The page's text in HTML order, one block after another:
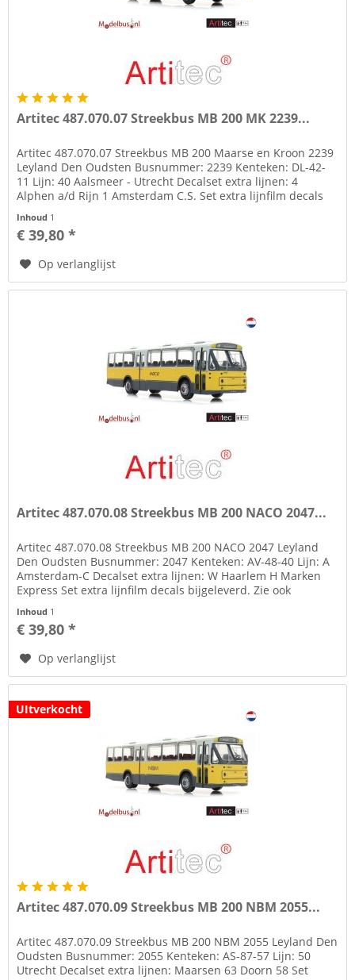
Artitec 487.070.07 Streekbus MB 200 MK 2239...
Artitec 487.070.07 Streekbus MB 200 Maarse en Kroon 2239
Leyland Den Oudsten Busnummer: 2239 Kenteken: DL-42-
11 Lijn: 40 Aalsmeer - Utrecht Decalset extra lijnen: 4
Alphen a/d Rijn 1 Amsterdam C.S. Set extra lijnfilm decals
Inhoud 1
€ 39,80 *
Op verlanglijst
Artitec 487.070.08 Streekbus MB 200 NACO 2047...
Artitec 487.070.08 Streekbus MB 200 NACO 2047 Leyland
Den Oudsten Busnummer: 2047 Kenteken: AV-48-40 Lijn: A
Amsterdam-C Decalset extra lijnen: W Haarlem H Marken
Express Set extra lijnfilm decals bijgeleverd. Zie ook
Inhoud 1
€ 39,80 *
Op verlanglijst
UItverkocht
Artitec 487.070.09 Streekbus MB 200 NBM 2055...
Artitec 487.070.09 Streekbus MB 200 NBM 2055 Leyland Den
Oudsten Busnummer: 2055 Kenteken: AS-87-57 Lijn: 50
Utrecht Decalset extra lijnen: Maarsen 63 Doorn 58 Set